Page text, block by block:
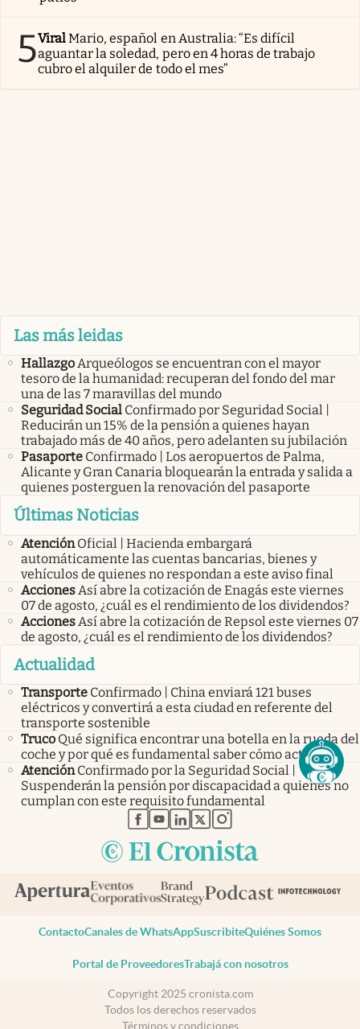
5ViralMario, español en Australia: “Es difícil
aguantar la soledad, pero en 4 horas de trabajo
cubro el alquiler de todo el mes”
Las más leidas
HallazgoArqueólogos se encuentran con el mayor
tesoro de la humanidad: recuperan del fondo del mar
una de las 7 maravillas del mundo
Seguridad Social Confirmado por Seguridad Social |
Reducirán un 15% de la pensión a quienes hayan
trabajado más de 40 años, pero adelanten su jubilación
Pasaporte Confirmado | Los aeropuertos de Palma,
Alicante y Gran Canaria bloquearán la entrada y salida a
quienes posterguen la renovación del pasaporte
Últimas Noticias
Atención Oficial | Hacienda embargará
automáticamente las cuentas bancarias, bienes y
vehículos de quienes no respondan a este aviso final
Acciones Así abre la cotización de Enagás este viernes
07 de agosto, ¿cuál es el rendimiento de los dividendos?
Acciones Así abre la cotización de Repsol este viernes 07
de agosto, ¿cuál es el rendimiento de los dividendos?
Actualidad
Transporte Confirmado | China enviará 121 buses
eléctricos y convertirá a esta ciudad en referente del
transporte sostenible
Truco Qué significa encontrar una botella en la rueda del
coche y por qué es fundamental saber cómo actuar
Atención Confirmado por la Seguridad Social |
Suspenderán la pensión por discapacidad a quienes no
cumplan con este requisito fundamental
abre en nueva pestaña
abre en nueva pestaña
abre en nueva pestaña
abre en nueva pestaña
abre en nueva pestaña
ContactoCanales de WhatsAppSuscribiteQuiénes Somos
Portal de ProveedoresTrabajá con nosotros
Copyright 2025 cronista.com
Todos los derechos reservados
Términos y condiciones